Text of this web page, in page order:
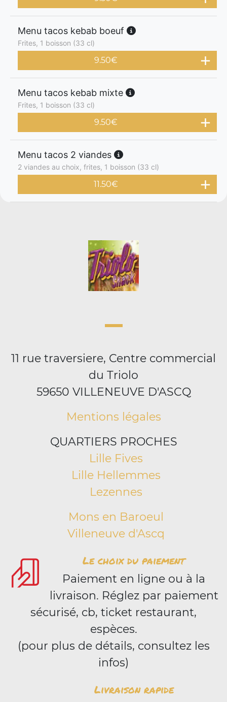
Menu tacos kebab boeuf
Frites, 1 boisson (33 cl)
9.50€
Menu tacos kebab mixte
Frites, 1 boisson (33 cl)
9.50€
Menu tacos 2 viandes
2 viandes au choix, frites, 1 boisson (33 cl)
11.50€
11 rue traversiere, Centre commercial
du Triolo
59650 VILLENEUVE D'ASCQ
Mentions légales
QUARTIERS PROCHES
Lille Fives
Lille Hellemmes
Lezennes
Mons en Baroeul
Villeneuve d'Ascq
Le choix du paiement
Paiement en ligne ou à la
livraison. Réglez par paiement
sécurisé, cb, ticket restaurant,
espèces.
(pour plus de détails, consultez les
infos)
Livraison rapide